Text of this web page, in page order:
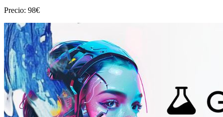
Precio: 98€